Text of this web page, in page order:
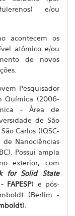
e/ou
acontecem os
atômico e/ou
de novos
Pesquisador
Química (2006-
- Área de
de São
Carlos (IQSC-
de Nanociências
Possui ampla
exterior, com
for Solid State
FAPESP) e pós-
(Berlim -
).